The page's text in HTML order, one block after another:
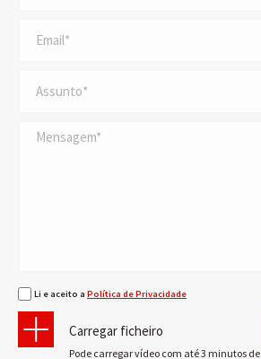
Li e aceito a Política de Privacidade
Carregar ficheiro
Pode carregar vídeo com até 3 minutos de